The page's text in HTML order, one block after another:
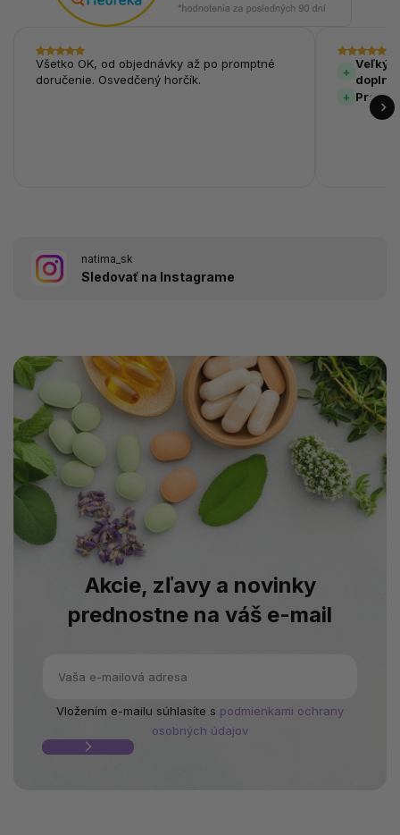
Všetko OK, od objednávky až po promptné
doručenie. Osvedčený horčík.
Veľký
natima_sk
Sledovať na Instagrame
Akcie, zľavy a novinky
prednostne na váš e-mail
Vložením e-mailu súhlasíte s podmienkami ochrany
osobných údajov